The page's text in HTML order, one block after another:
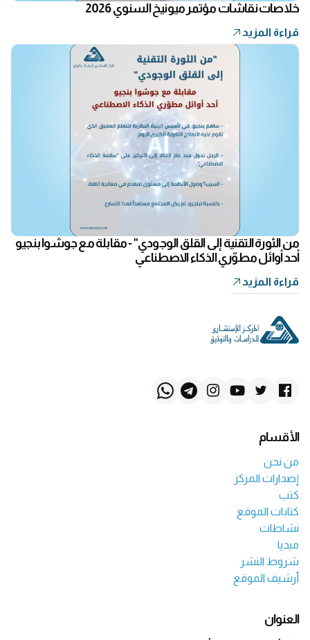
خلاصات نقاشات مؤتمر ميونيخ السنوي 2026
قراءة المزيد
من الثورة التقنية إلى القلق الوجودي" - مقابلة مع جوشوا بنجيو
أحد أوائل مطوّري الذكاء الاصطناعي
قراءة المزيد
الأقسام
من نحن
إصدارات المركز
كتب
كتابات الموقع
نشاطات
ميديا
شروط النشر
أرشيف الموقع
العنوان